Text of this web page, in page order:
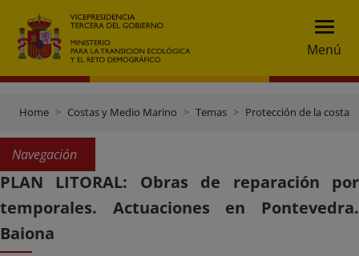
Menú
Home Costas y Medio Marino Temas Protección de la costa
Navegación
PLAN LITORAL: Obras de reparación por
temporales. Actuaciones en Pontevedra.
Baiona